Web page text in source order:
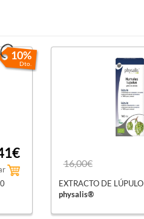
10%
Dto.
16,00€
EXTRACTO DE
physalis®